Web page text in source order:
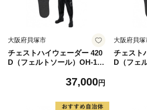
大阪府貝塚市
チェストハイウェーダー 420
D（フェルトソール）OH-104
37,000円
大阪府貝塚
チェスト
D（フェ